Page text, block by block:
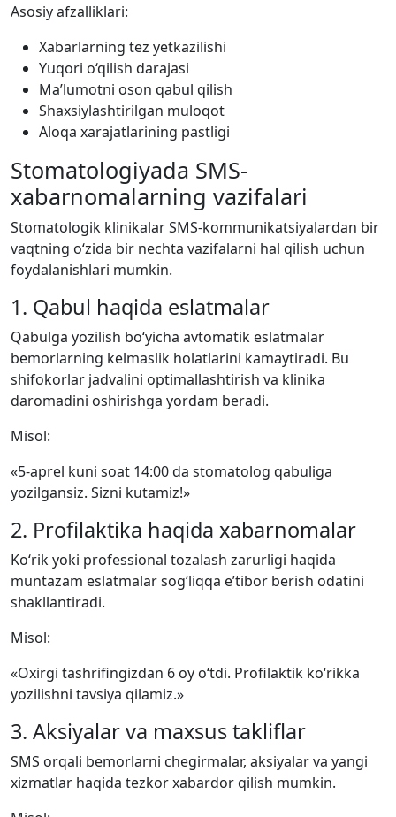
Asosiy afzalliklari:
Xabarlarning tez yetkazilishi
Yuqori o‘qilish darajasi
Ma’lumotni oson qabul qilish
Shaxsiylashtirilgan muloqot
Aloqa xarajatlarining pastligi
Stomatologiyada SMS-
xabarnomalarning vazifalari
Stomatologik klinikalar SMS-kommunikatsiyalardan bir
vaqtning o‘zida bir nechta vazifalarni hal qilish uchun
foydalanishlari mumkin.
1. Qabul haqida eslatmalar
Qabulga yozilish bo‘yicha avtomatik eslatmalar
bemorlarning kelmaslik holatlarini kamaytiradi. Bu
shifokorlar jadvalini optimallashtirish va klinika
daromadini oshirishga yordam beradi.
Misol:
«5-aprel kuni soat 14:00 da stomatolog qabuliga
yozilgansiz. Sizni kutamiz!»
2. Profilaktika haqida xabarnomalar
Ko‘rik yoki professional tozalash zarurligi haqida
muntazam eslatmalar sog‘liqqa e’tibor berish odatini
shakllantiradi.
Misol:
«Oxirgi tashrifingizdan 6 oy o‘tdi. Profilaktik ko‘rikka
yozilishni tavsiya qilamiz.»
3. Aksiyalar va maxsus takliflar
SMS orqali bemorlarni chegirmalar, aksiyalar va yangi
xizmatlar haqida tezkor xabardor qilish mumkin.